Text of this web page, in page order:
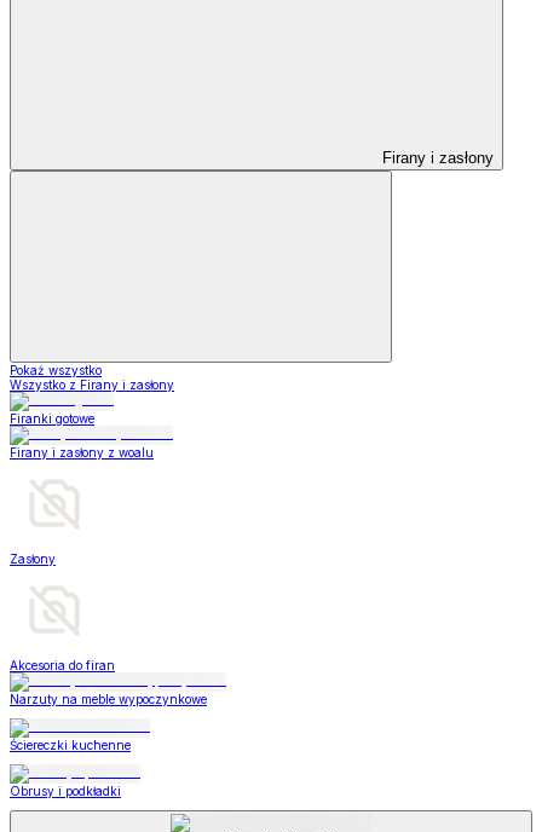
Firany i zasłony
Pokaż wszystko
Wszystko z Firany i zasłony
Firanki gotowe
Firany i zasłony z woalu
Zasłony
Akcesoria do firan
Narzuty na meble wypoczynkowe
Ściereczki kuchenne
Obrusy i podkładki